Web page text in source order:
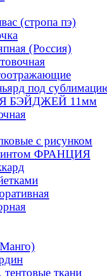
(стропа пэ)
(Россия)
под
БЭЙДЖЕЙ 11мм
с рисунком
ФРАНЦИЯ
ткани